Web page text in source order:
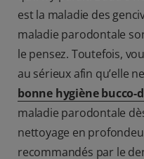
est la maladie des
maladie parodontale
le pensez. Toutefois,
au sérieux afin qu’elle
bonne hygiène bucco-
maladie parodontale
nettoyage en
recommandés par le